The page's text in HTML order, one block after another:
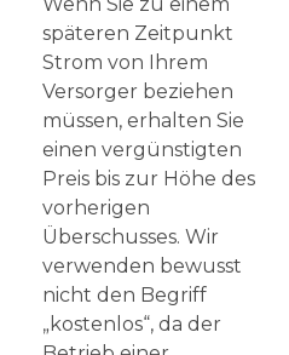
späteren Zeitpunkt
Strom von Ihrem
Versorger beziehen
müssen, erhalten Sie
einen vergünstigten
Preis bis zur Höhe des
vorherigen
Überschusses. Wir
verwenden bewusst
nicht den Begriff
„kostenlos“, da der